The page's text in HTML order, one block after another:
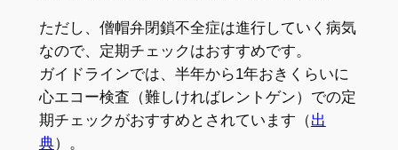
ただし、僧帽弁閉鎖不全症は進行していく病気
なので、定期チェックはおすすめです。
ガイドラインでは、半年から1年おきくらいに
心エコー検査（難しければレントゲン）での定
期チェックがおすすめとされています（出
典）。